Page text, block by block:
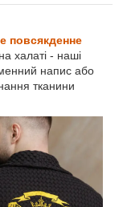
повсякденне
халаті - наші
напис або
тканини